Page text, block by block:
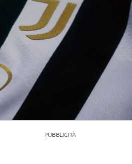
PUBBLICITÀ